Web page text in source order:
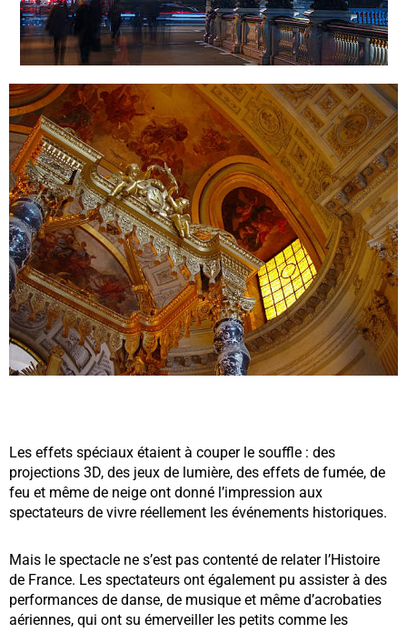
Les effets spéciaux étaient à couper le souffle : des
projections 3D, des jeux de lumière, des effets de fumée, de
feu et même de neige ont donné l’impression aux
spectateurs de vivre réellement les événements historiques.
Mais le spectacle ne s’est pas contenté de relater l’Histoire
de France. Les spectateurs ont également pu assister à des
performances de danse, de musique et même d’acrobaties
aériennes, qui ont su émerveiller les petits comme les